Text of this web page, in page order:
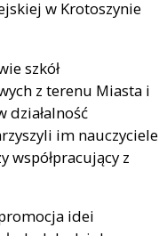
w Krotoszynie
szkół
z terenu Miasta i
działalność
im nauczyciele
współpracujący z
idei